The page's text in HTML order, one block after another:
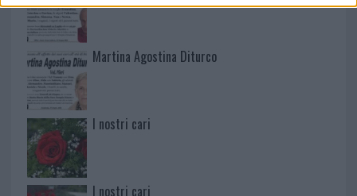
Martina Agostina Diturco
I nostri cari
I nostri cari